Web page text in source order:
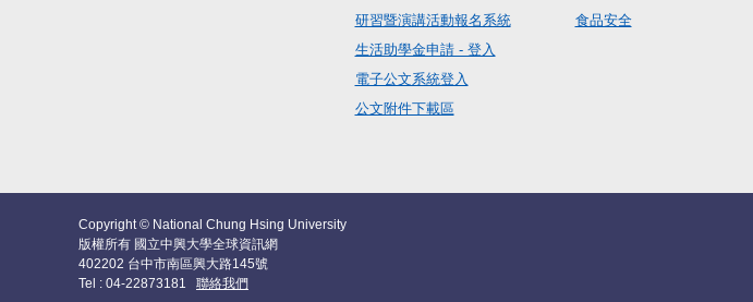
研習暨演講活動報名系統
生活助學金申請 - 登入
電子公文系統登入
公文附件下載區
食品安全
Copyright © National Chung Hsing University
版權所有 國立中興大學全球資訊網
402202 台中市南區興大路145號
Tel : 04-22873181 聯絡我們